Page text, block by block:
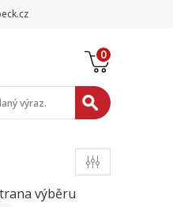
0
výběru